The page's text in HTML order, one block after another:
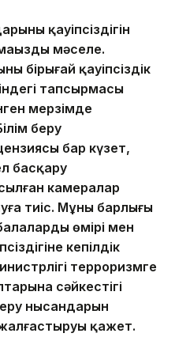
қауіпсіздігін
мәселе.
бірыңғай қауіпсіздік
тапсырмасы
мерзімде
беру
бар күзет,
басқару
камералар
тиіс. Мұның барлығы
өмірі мен
кепілдік
терроризмге
сәйкестігі
нысандарын
қажет.